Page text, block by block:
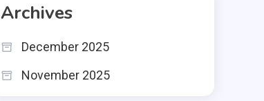
Archives
December 2025
November 2025